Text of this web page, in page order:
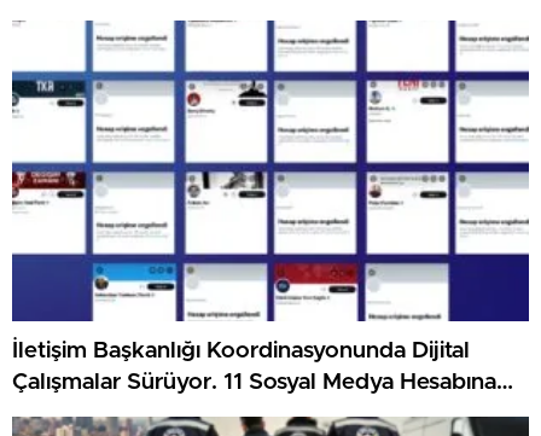
Süreceğini Açıkladı
İletişim Başkanlığı Koordinasyonunda Dijital
Çalışmalar Sürüyor. 11 Sosyal Medya Hesabına
Erişim Engeli Getirildi